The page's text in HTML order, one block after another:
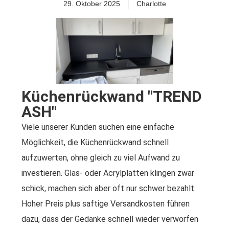
29. Oktober 2025 Charlotte
Küchenrückwand "TREND
ASH"
Viele unserer Kunden suchen eine einfache
Möglichkeit, die Küchenrückwand schnell
aufzuwerten, ohne gleich zu viel Aufwand zu
investieren. Glas- oder Acrylplatten klingen zwar
schick, machen sich aber oft nur schwer bezahlt:
Hoher Preis plus saftige Versandkosten führen
dazu, dass der Gedanke schnell wieder verworfen